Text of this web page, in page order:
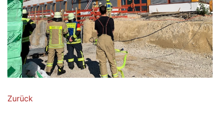
Zurück